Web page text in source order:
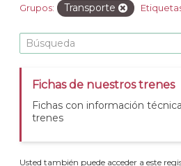
Grupos: Transporte
Fichas de nuestros trenes
Fichas con información
trenes
Usted también puede acceder a este